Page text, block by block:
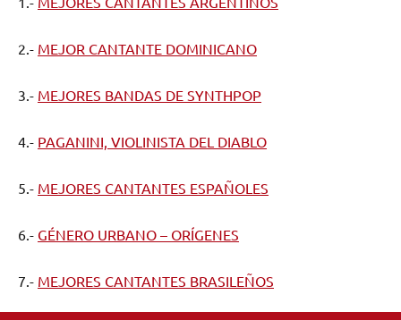
2.- MEJOR CANTANTE DOMINICANO
3.- MEJORES BANDAS DE SYNTHPOP
4.- PAGANINI, VIOLINISTA DEL DIABLO
5.- MEJORES CANTANTES ESPAÑOLES
6.- GÉNERO URBANO – ORÍGENES
7.- MEJORES CANTANTES BRASILEÑOS